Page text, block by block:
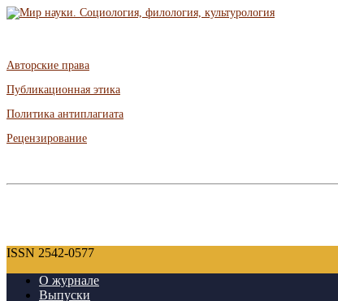
Авторские права
Публикационная этика
Политика антиплагиата
Рецензирование
ISSN 2542-0577
О журнале
Выпуски